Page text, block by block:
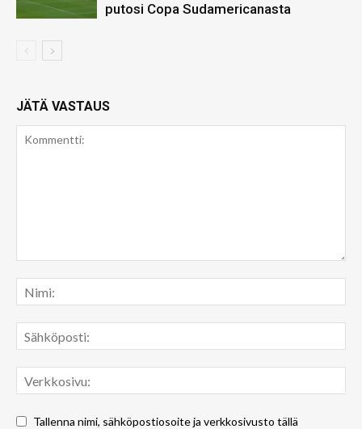
putosi Copa Sudamericanasta
JÄTÄ VASTAUS
Tallenna nimi, sähköpostiosoite ja verkkosivusto tällä